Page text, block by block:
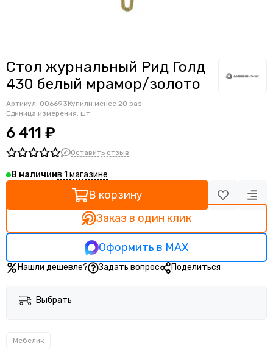
СтулГрупп
Программа Техно
Италсит
TopChairs
Сторосс
Стол журнальный Рид Голд
430 белый мрамор/золото
Артикул: 006693Купили менее 20 раз
Единица измерения: шт
6 411 ₽
Оставить отзыв
В наличиив 1 магазине
В корзину
Заказ в один клик
Оформить в MAX
Нашли дешевле? Задать вопрос Поделиться
Выбрать
Мебелик